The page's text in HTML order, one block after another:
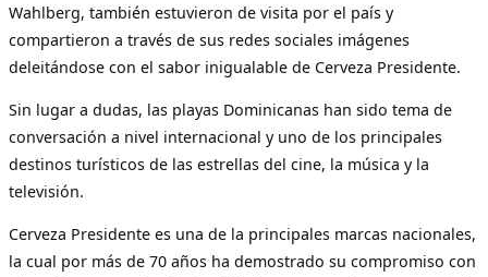
Wahlberg, también estuvieron de visita por el país y
compartieron a través de sus redes sociales imágenes
deleitándose con el sabor inigualable de Cerveza Presidente.
Sin lugar a dudas, las playas Dominicanas han sido tema de
conversación a nivel internacional y uno de los principales
destinos turísticos de las estrellas del cine, la música y la
televisión.
Cerveza Presidente es una de la principales marcas nacionales,
la cual por más de 70 años ha demostrado su compromiso con